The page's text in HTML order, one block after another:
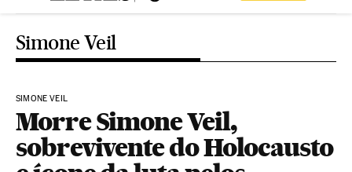
Simone Veil
SIMONE VEIL
Morre Simone Veil,
sobrevivente do Holocausto